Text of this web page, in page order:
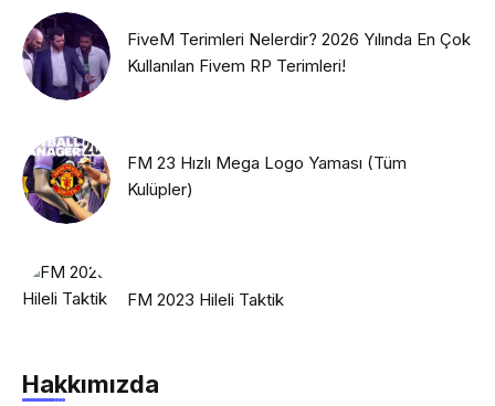
FiveM Terimleri Nelerdir? 2026 Yılında En Çok
Kullanılan Fivem RP Terimleri!
FM 23 Hızlı Mega Logo Yaması (Tüm
Kulüpler)
FM 2023 Hileli Taktik
Hakkımızda